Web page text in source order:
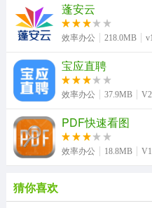
蓬安云
效率办公 218.0MB
宝应直聘
效率办公 37.9MB
PDF快速看图
效率办公 18.8MB
猜你喜欢